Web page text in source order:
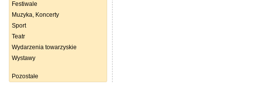
Festiwale
Muzyka, Koncerty
Sport
Teatr
Wydarzenia towarzyskie
Wystawy
Pozostałe